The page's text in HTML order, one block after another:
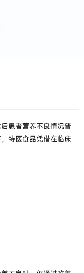
患者营养不良情况普
特医食品凭借在临床